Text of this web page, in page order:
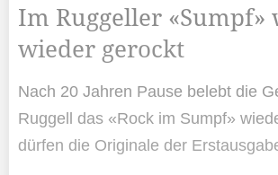
Im Ruggeller «Sumpf»
wieder gerockt
Nach 20 Jahren Pause belebt die
Ruggell das «Rock im Sumpf»
dürfen die Originale der